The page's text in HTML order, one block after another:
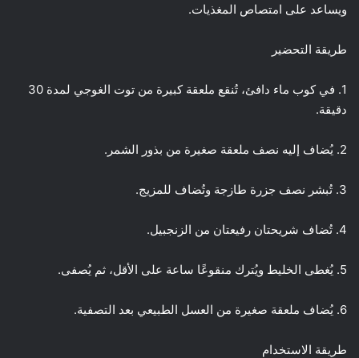
ويساعد على امتصاص المغذيات.
طريقة التحضير
1. في كوب ماء دافئ، تُنقع ملعقة كبيرة من توت الغوجي لمدة 30
دقيقة.
2. يُضاف إليه نصف ملعقة صغيرة من بذور الشمر.
3. تُبشر نصف جزرة طازجة وتُضاف للمزيج.
4. تُضاف شريحتان رفيعتان من الزنجبيل.
5. يُغطى الخليط ويُترك منقوعًا ساعة على الأقل، ثم يُصفى.
6. يُضاف ملعقة صغيرة من العسل الطبيعي بعد التصفية.
طريقة الاستخدام